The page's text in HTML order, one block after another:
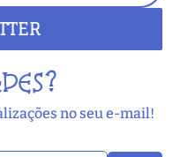
no seu e-mail!